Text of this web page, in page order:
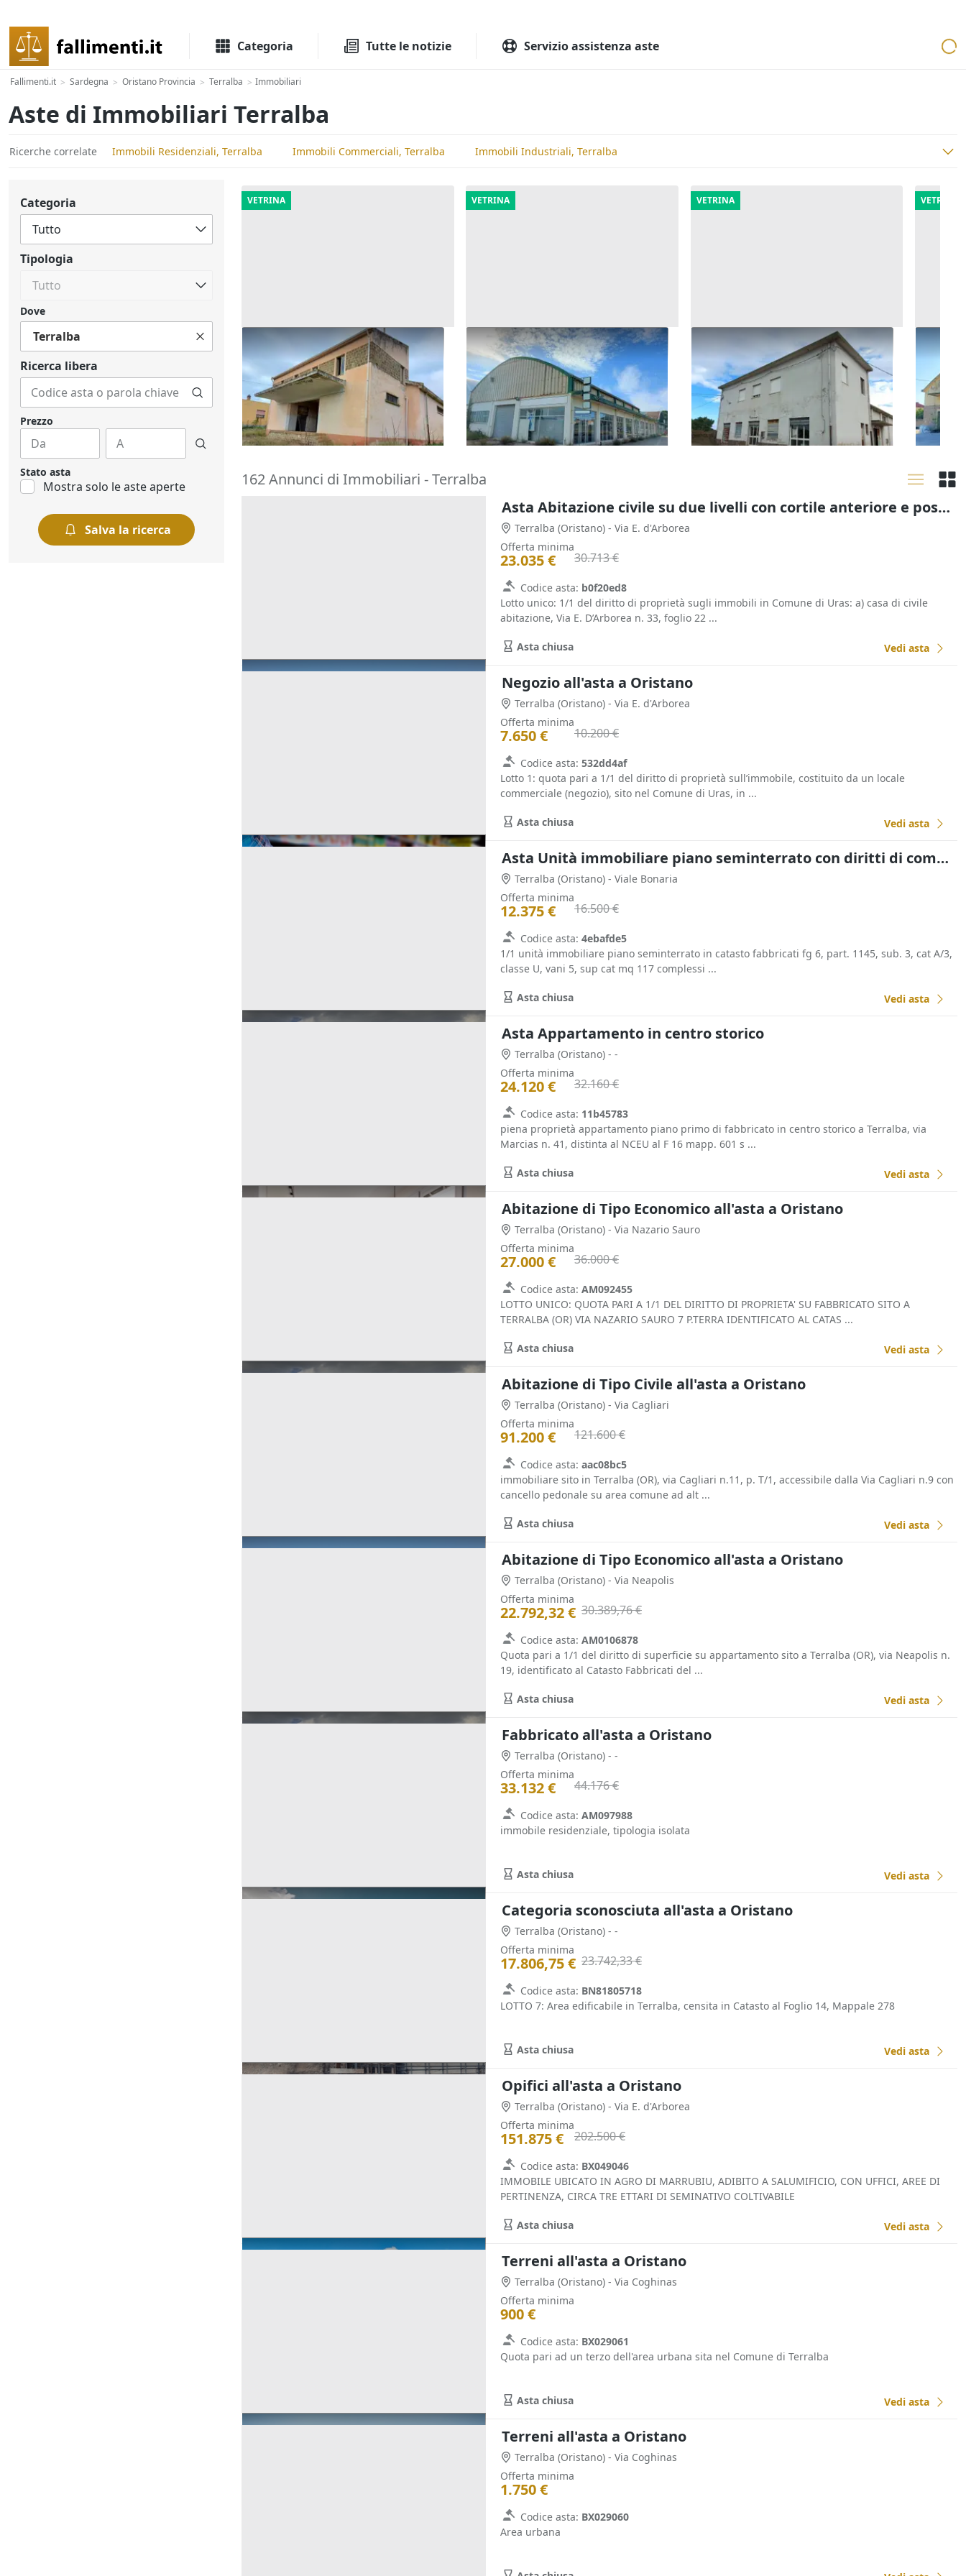
Categoria Tutte le notizie Servizio assistenza aste
Fallimenti.it > Sardegna > Oristano Provincia > Terralba > Immobiliari
Aste di Immobiliari Terralba
Ricerche correlate Immobili Residenziali, Terralba Immobili Commerciali, Terralba Immobili Industriali, Terralba
Categoria
Tipologia
Dove
Terralba
Ricerca libera
Prezzo
Stato asta
Mostra solo le aste aperte
Salva la ricerca
VETRINA
Asta Complesso artigianale con
cortile e pertinenze
Gonnostramatza (Oristano)
61.952 €
30/10/2026
VETRINA
Asta Complesso artigianale con
cortile e pertinenze
Oristano (Oristano)
976.896 €
30/10/2026
VETRINA
Asta Complesso artigianale con
cortile e pertinenze
Guspini (Medio Campidano)
509.490 €
30/10/2026
VETRINA
Asta
cortile
30/
162 Annunci di Immobiliari - Terralba
Asta Abitazione civile su due livelli con cortile anteriore e posteriore
Terralba (Oristano) - Via E. d'Arborea
Offerta minima
23.035 € 30.713 €
Codice asta: b0f20ed8
Lotto unico: 1/1 del diritto di proprietà sugli immobili in Comune di Uras: a) casa di civile
abitazione, Via E. D’Arborea n. 33, foglio 22 ...
Asta chiusa Vedi asta
Negozio all'asta a Oristano
Terralba (Oristano) - Via E. d'Arborea
Offerta minima
7.650 € 10.200 €
Codice asta: 532dd4af
Lotto 1: quota pari a 1/1 del diritto di proprietà sull’immobile, costituito da un locale
commerciale (negozio), sito nel Comune di Uras, in ...
Asta chiusa Vedi asta
Asta Unità immobiliare piano seminterrato con diritti di comproprietà
Terralba (Oristano) - Viale Bonaria
Offerta minima
12.375 € 16.500 €
Codice asta: 4ebafde5
1/1 unità immobiliare piano seminterrato in catasto fabbricati fg 6, part. 1145, sub. 3, cat A/3,
classe U, vani 5, sup cat mq 117 complessi ...
Asta chiusa Vedi asta
Asta Appartamento in centro storico
Terralba (Oristano) - -
Offerta minima
24.120 € 32.160 €
Codice asta: 11b45783
piena proprietà appartamento piano primo di fabbricato in centro storico a Terralba, via
Marcias n. 41, distinta al NCEU al F 16 mapp. 601 s ...
Asta chiusa Vedi asta
Abitazione di Tipo Economico all'asta a Oristano
Terralba (Oristano) - Via Nazario Sauro
Offerta minima
27.000 € 36.000 €
Codice asta: AM092455
LOTTO UNICO: QUOTA PARI A 1/1 DEL DIRITTO DI PROPRIETA' SU FABBRICATO SITO A
TERRALBA (OR) VIA NAZARIO SAURO 7 P.TERRA IDENTIFICATO AL CATAS ...
Asta chiusa Vedi asta
Abitazione di Tipo Civile all'asta a Oristano
Terralba (Oristano) - Via Cagliari
Offerta minima
91.200 € 121.600 €
Codice asta: aac08bc5
immobiliare sito in Terralba (OR), via Cagliari n.11, p. T/1, accessibile dalla Via Cagliari n.9 con
cancello pedonale su area comune ad alt ...
Asta chiusa Vedi asta
Abitazione di Tipo Economico all'asta a Oristano
Terralba (Oristano) - Via Neapolis
Offerta minima
22.792,32 € 30.389,76 €
Codice asta: AM0106878
Quota pari a 1/1 del diritto di superficie su appartamento sito a Terralba (OR), via Neapolis n.
19, identificato al Catasto Fabbricati del ...
Asta chiusa Vedi asta
Fabbricato all'asta a Oristano
Terralba (Oristano) - -
Offerta minima
33.132 € 44.176 €
Codice asta: AM097988
immobile residenziale, tipologia isolata
Asta chiusa Vedi asta
Categoria sconosciuta all'asta a Oristano
Terralba (Oristano) - -
Offerta minima
17.806,75 € 23.742,33 €
Codice asta: BN81805718
LOTTO 7: Area edificabile in Terralba, censita in Catasto al Foglio 14, Mappale 278
Asta chiusa Vedi asta
Opifici all'asta a Oristano
Terralba (Oristano) - Via E. d'Arborea
Offerta minima
151.875 € 202.500 €
Codice asta: BX049046
IMMOBILE UBICATO IN AGRO DI MARRUBIU, ADIBITO A SALUMIFICIO, CON UFFICI, AREE DI
PERTINENZA, CIRCA TRE ETTARI DI SEMINATIVO COLTIVABILE
Asta chiusa Vedi asta
Terreni all'asta a Oristano
Terralba (Oristano) - Via Coghinas
Offerta minima
900 €
Codice asta: BX029061
Quota pari ad un terzo dell'area urbana sita nel Comune di Terralba
Asta chiusa Vedi asta
Terreni all'asta a Oristano
Terralba (Oristano) - Via Coghinas
Offerta minima
1.750 €
Codice asta: BX029060
Area urbana